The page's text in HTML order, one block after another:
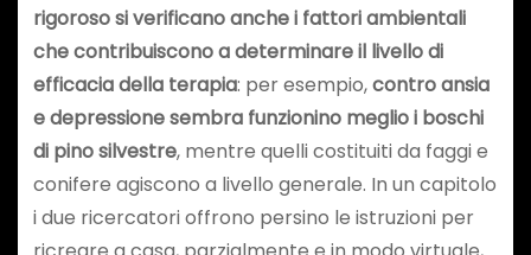
rigoroso si verificano anche i fattori ambientali
che contribuiscono a determinare il livello di
efficacia della terapia: per esempio,contro ansia
e depressione sembra funzionino meglio i boschi
di pino silvestre, mentre quelli costituiti da faggi e
conifere agiscono a livello generale. In un capitolo
i due ricercatori offrono persino le istruzioni per